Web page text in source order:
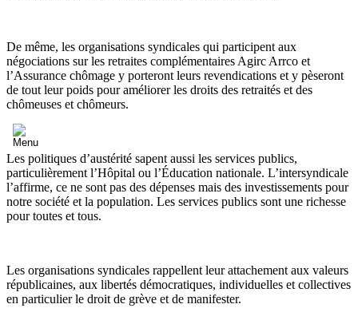
De même, les organisations syndicales qui participent aux
négociations sur les retraites complémentaires Agirc Arrco et
l’Assurance chômage y porteront leurs revendications et y pèseront
de tout leur poids pour améliorer les droits des retraités et des
chômeuses et chômeurs.
Les politiques d’austérité sapent aussi les services publics,
particulièrement l’Hôpital ou l’Éducation nationale. L’intersyndicale
l’affirme, ce ne sont pas des dépenses mais des investissements pour
notre société et la population. Les services publics sont une richesse
pour toutes et tous.
Les organisations syndicales rappellent leur attachement aux valeurs
républicaines, aux libertés démocratiques, individuelles et collectives
en particulier le droit de grève et de manifester.